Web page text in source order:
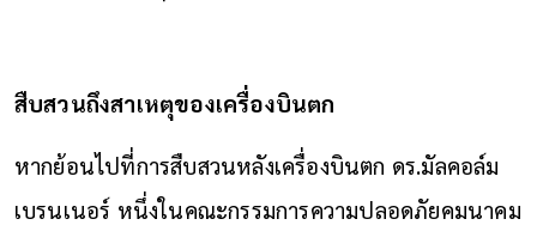
สืบสวนถึงสาเหตุของเครื่องบินตก
หากย้อนไปที่การสืบสวนหลังเครื่องบินตก ดร.มัลคอล์ม
เบรนเนอร์ หนึ่งในคณะกรรมการความปลอดภัยคมนาคม